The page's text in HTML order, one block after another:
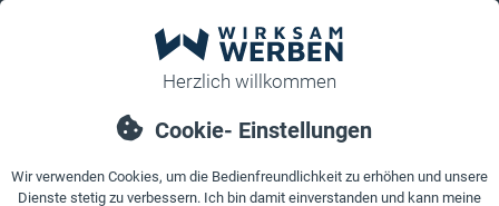
Details Bewertungen Kontakt